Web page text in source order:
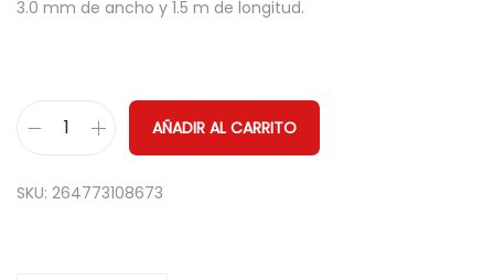
3.0 mm de ancho y 1.5 m de longitud.
l
AÑADIR AL CARRITO
SKU: 264773108673